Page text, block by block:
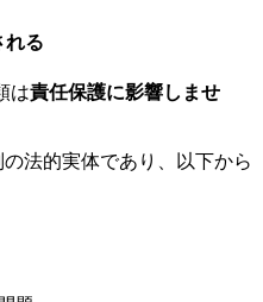
れる
は責任保護に影響しませ
法的実体であり、以下から